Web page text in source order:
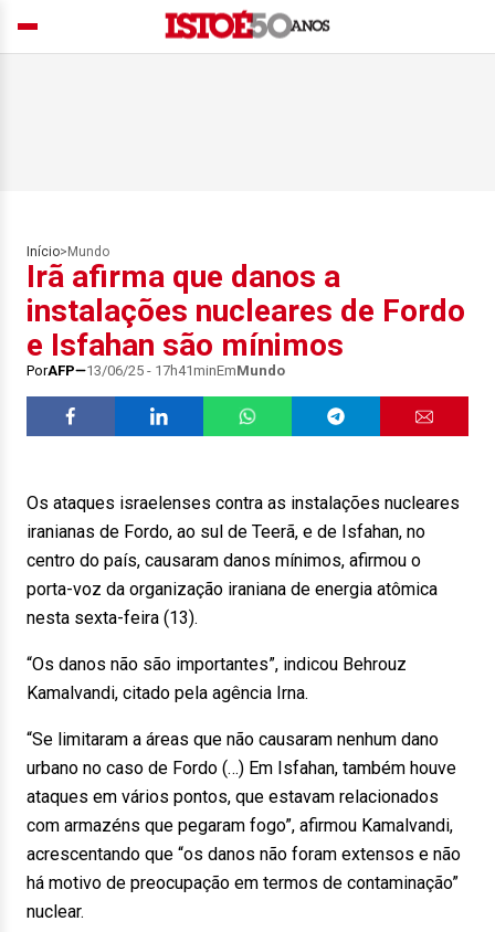
Início> Mundo
Irã afirma que danos a
instalações nucleares de Fordo
e Isfahan são mínimos
PorAFP 13/06/25 - 17h41minEmMundo
Os ataques israelenses contra as instalações nucleares
iranianas de Fordo, ao sul de Teerã, e de Isfahan, no
centro do país, causaram danos mínimos, afirmou o
porta-voz da organização iraniana de energia atômica
nesta sexta-feira (13).
“Os danos não são importantes”, indicou Behrouz
Kamalvandi, citado pela agência Irna.
“Se limitaram a áreas que não causaram nenhum dano
urbano no caso de Fordo (…) Em Isfahan, também houve
ataques em vários pontos, que estavam relacionados
com armazéns que pegaram fogo”, afirmou Kamalvandi,
acrescentando que “os danos não foram extensos e não
há motivo de preocupação em termos de contaminação”
nuclear.